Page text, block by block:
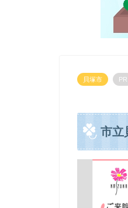
貝塚市 PR
市立